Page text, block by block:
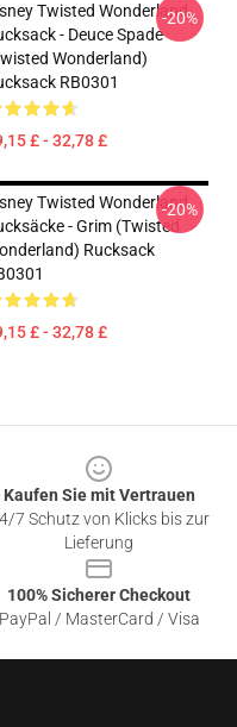
Twisted Wonderland
- Deuce Spade
Wonderland)
RB0301
£ - 32,78 £
-20%
Twisted Wonderland
- Grim (Twisted
Rucksack
£ - 32,78 £
-20%
Kaufen Sie mit Vertrauen
7 Schutz von Klicks bis zur
Lieferung
100% Sicherer Checkout
PayPal / MasterCard / Visa